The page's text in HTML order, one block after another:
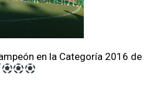
en la Categoría 2016 de